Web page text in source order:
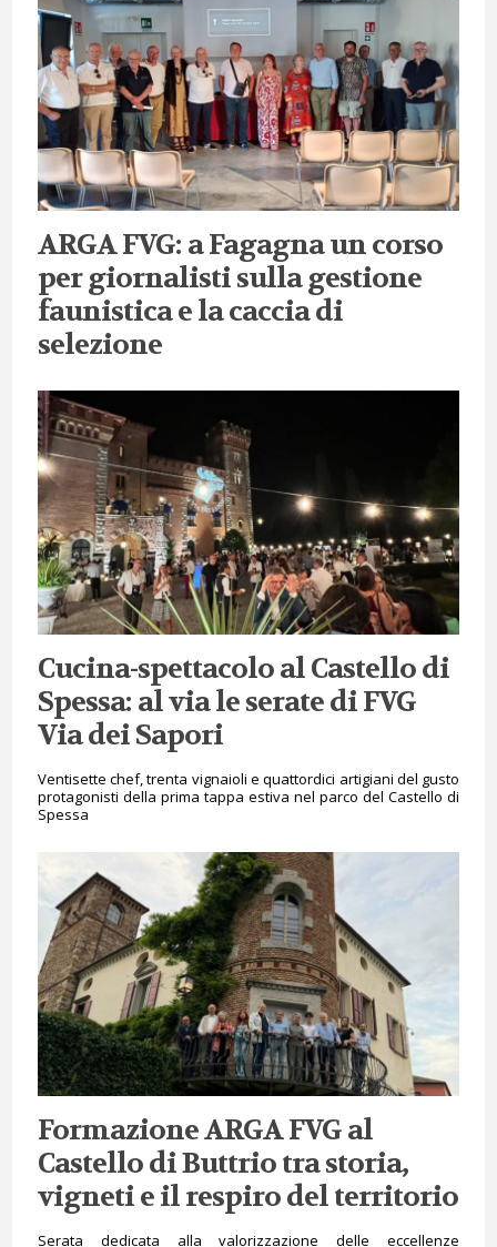
ARGA FVG: a Fagagna un corso
per giornalisti sulla gestione
faunistica e la caccia di
selezione
Cucina-spettacolo al Castello di
Spessa: al via le serate di FVG
Via dei Sapori
Ventisette chef, trenta vignaioli e quattordici artigiani del gusto
protagonisti della prima tappa estiva nel parco del Castello di
Spessa
Formazione ARGA FVG al
Castello di Buttrio tra storia,
vigneti e il respiro del territorio
Serata dedicata alla valorizzazione delle eccellenze